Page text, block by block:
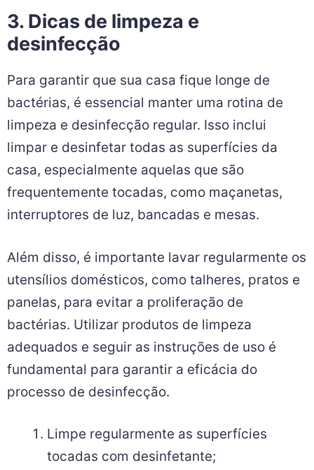
3. Dicas de limpeza e
desinfecção
Para garantir que sua casa fique longe de
bactérias, é essencial manter uma rotina de
limpeza e desinfecção regular. Isso inclui
limpar e desinfetar todas as superfícies da
casa, especialmente aquelas que são
frequentemente tocadas, como maçanetas,
interruptores de luz, bancadas e mesas.
Além disso, é importante lavar regularmente os
utensílios domésticos, como talheres, pratos e
panelas, para evitar a proliferação de
bactérias. Utilizar produtos de limpeza
adequados e seguir as instruções de uso é
fundamental para garantir a eficácia do
processo de desinfecção.
Limpe regularmente as superfícies
tocadas com desinfetante;